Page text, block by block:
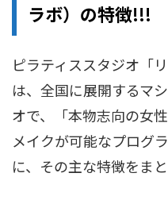
ラボ）の特徴!!!
ピラティススタジオ「
は、全国に展開するマ
オで、「本物志向の女
メイクが可能なプログ
に、その主な特徴をまと